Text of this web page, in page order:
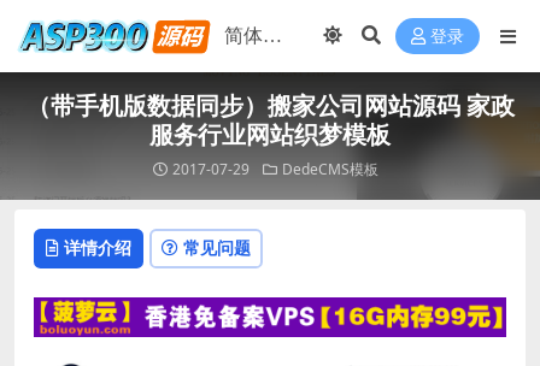
登录
（带手机版数据同步）搬家公司网站源码 家政
服务行业网站织梦模板
2017-07-29 DedeCMS模板
详情介绍 常见问题